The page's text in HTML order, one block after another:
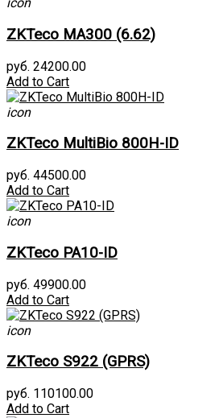
icon
ZKTeco MA300 (6.62)
руб. 24200.00
Add to Cart
icon
ZKTeco MultiBio 800H-ID
руб. 44500.00
Add to Cart
icon
ZKTeco PA10-ID
руб. 49900.00
Add to Cart
icon
ZKTeco S922 (GPRS)
руб. 110100.00
Add to Cart